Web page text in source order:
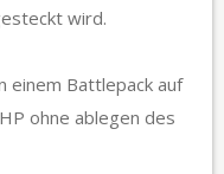
wird.
einem Battlepack auf
ohne ablegen des